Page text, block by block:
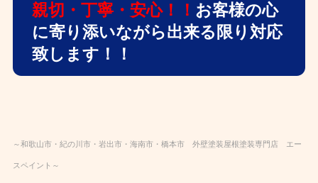
親切・丁寧・安心！！ お客様の心
に寄り添いながら出来る限り対応
致します！！
～和歌山市・紀の川市・岩出市・海南市・橋本市 外壁塗装屋根塗装専門店 エー
スペイント～